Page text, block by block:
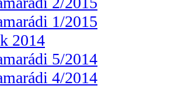
1/2015
2014
5/2014
4/2014